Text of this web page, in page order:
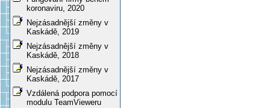
koronaviru, 2020
Nejzásadnější změny v
Kaskádě, 2019
Nejzásadnější změny v
Kaskádě, 2018
Nejzásadnější změny v
Kaskádě, 2017
Vzdálená podpora pomocí
modulu TeamVieweru